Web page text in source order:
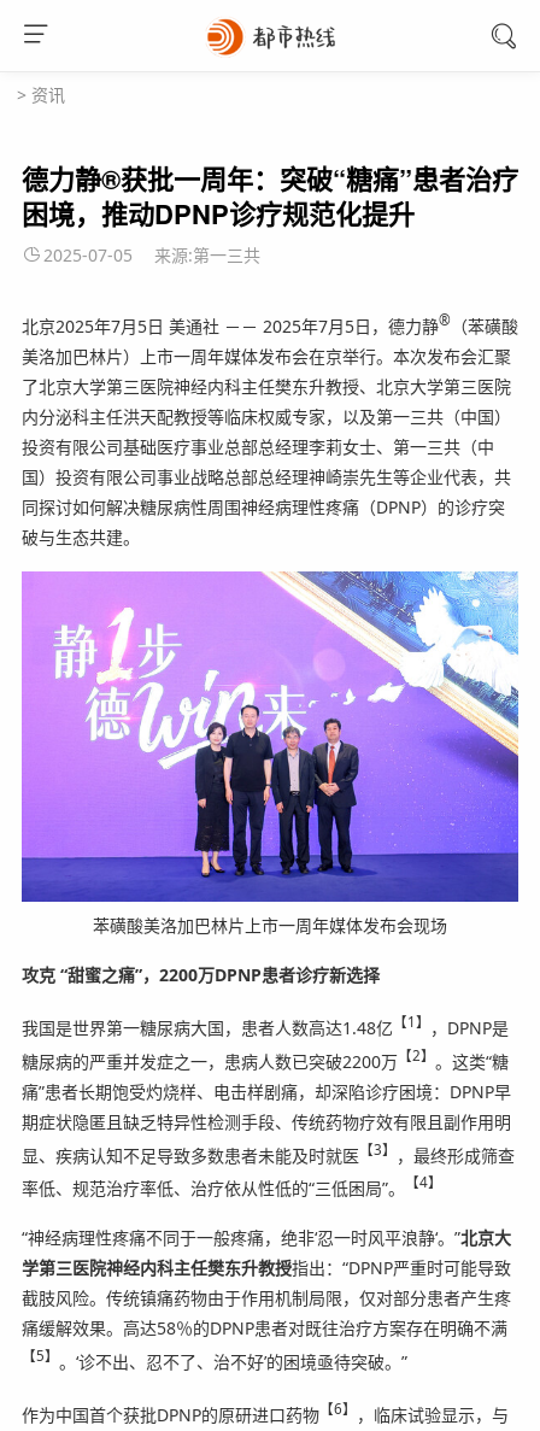
> 资讯
德力静®获批一周年：突破“糖痛”患者治疗
困境，推动DPNP诊疗规范化提升
2025-07-05 来源:第一三共
北京2025年7月5日 美通社 －－ 2025年7月5日，德力静®
（苯磺酸
美洛加巴林片）上市一周年媒体发布会在京举行。本次发布会汇聚
了北京大学第三医院神经内科主任樊东升教授、北京大学第三医院
内分泌科主任洪天配教授等临床权威专家，以及第一三共（中国）
投资有限公司基础医疗事业总部总经理李莉女士、第一三共（中
国）投资有限公司事业战略总部总经理神崎崇先生等企业代表，共
同探讨如何解决糖尿病性周围神经病理性疼痛（DPNP）的诊疗突
破与生态共建。
苯磺酸美洛加巴林片上市一周年媒体发布会现场
攻克 “甜蜜之痛”， 2200万DPNP患者诊疗新选择
我国是世界第一糖尿病大国，患者人数高达1.48亿 【1】
，DPNP是
糖尿病的严重并发症之一，患病人数已突破2200万【2】 。这类“糖
痛”患者长期饱受灼烧样、电击样剧痛，却深陷诊疗困境：DPNP早
期症状隐匿且缺乏特异性检测手段、传统药物疗效有限且副作用明
显、疾病认知不足导致多数患者未能及时就医 【3】
，最终形成筛查
率低、规范治疗率低、治疗依从性低的“三低困局”。
【4】
“神经病理性疼痛不同于一般疼痛，绝非‘忍一时风平浪静‘。”北京大
学第三医院神经内科主任樊东升教授指出：“DPNP严重时可能导致
截肢风险。传统镇痛药物由于作用机制局限，仅对部分患者产生疼
痛缓解效果。高达58％的DPNP患者对既往治疗方案存在明确不满
【5】 。‘诊不出、忍不了、治不好’的困境亟待突破。”
作为中国首个获批DPNP的原研进口药物【6】
，临床试验显示，与